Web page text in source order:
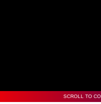
SCROLL TO